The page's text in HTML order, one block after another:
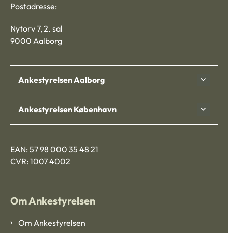
Postadresse:
Nytorv 7, 2. sal
9000 Aalborg
Ankestyrelsen Aalborg
Ankestyrelsen København
EAN: 57 98 000 35 48 21
CVR: 1007 4002
Om Ankestyrelsen
Om Ankestyrelsen